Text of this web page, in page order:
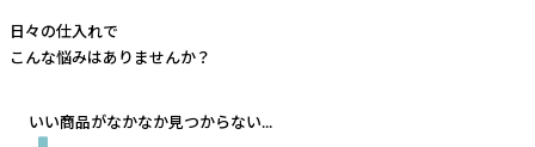
日々の仕入れで
こんな悩みはありませんか？
いい商品がなかなか見つからない...